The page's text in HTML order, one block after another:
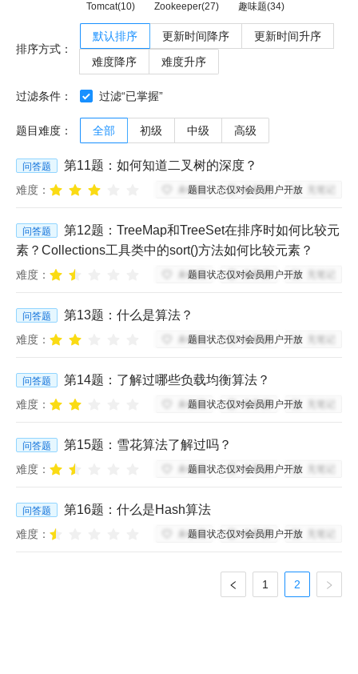
Tomcat(10)
Zookeeper(27) 趣味题(34)
排序方式：
默认排序 更新时间降序
更新时间升序
难度降序
难度升序
过滤条件： 过滤“已掌握”
题目难度： 全部 初级 中级 高级
问答题 第11题： 如何知道二叉树的深度？
难度： 未收藏 未掌握
题目状态仅对会员用户开放
问答题 第12题： TreeMap和TreeSet在排序时如何比较元
素？Collections工具类中的sort()方法如何比较元素？
难度： 未收藏 未掌握
题目状态仅对会员用户开放
问答题 第13题： 什么是算法？
难度： 未收藏 未掌握
题目状态仅对会员用户开放
问答题 第14题： 了解过哪些负载均衡算法？
难度： 未收藏 未掌握
题目状态仅对会员用户开放
问答题 第15题： 雪花算法了解过吗？
难度： 未收藏 未掌握
题目状态仅对会员用户开放
问答题 第16题： 什么是Hash算法
难度： 未收藏 未掌握
题目状态仅对会员用户开放
1 2